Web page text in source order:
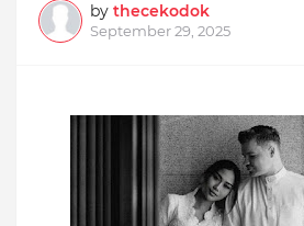
by thecekodok
September 29, 2025